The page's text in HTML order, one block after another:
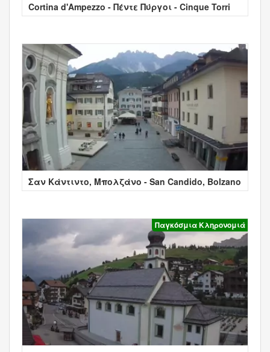
Cortina d'Ampezzo - Πέντε Πύργοι - Cinque Torri
Σαν Κάντιντο, Μπολζάνο - San Candido, Bolzano
Παγκόσμια Κληρονομιά